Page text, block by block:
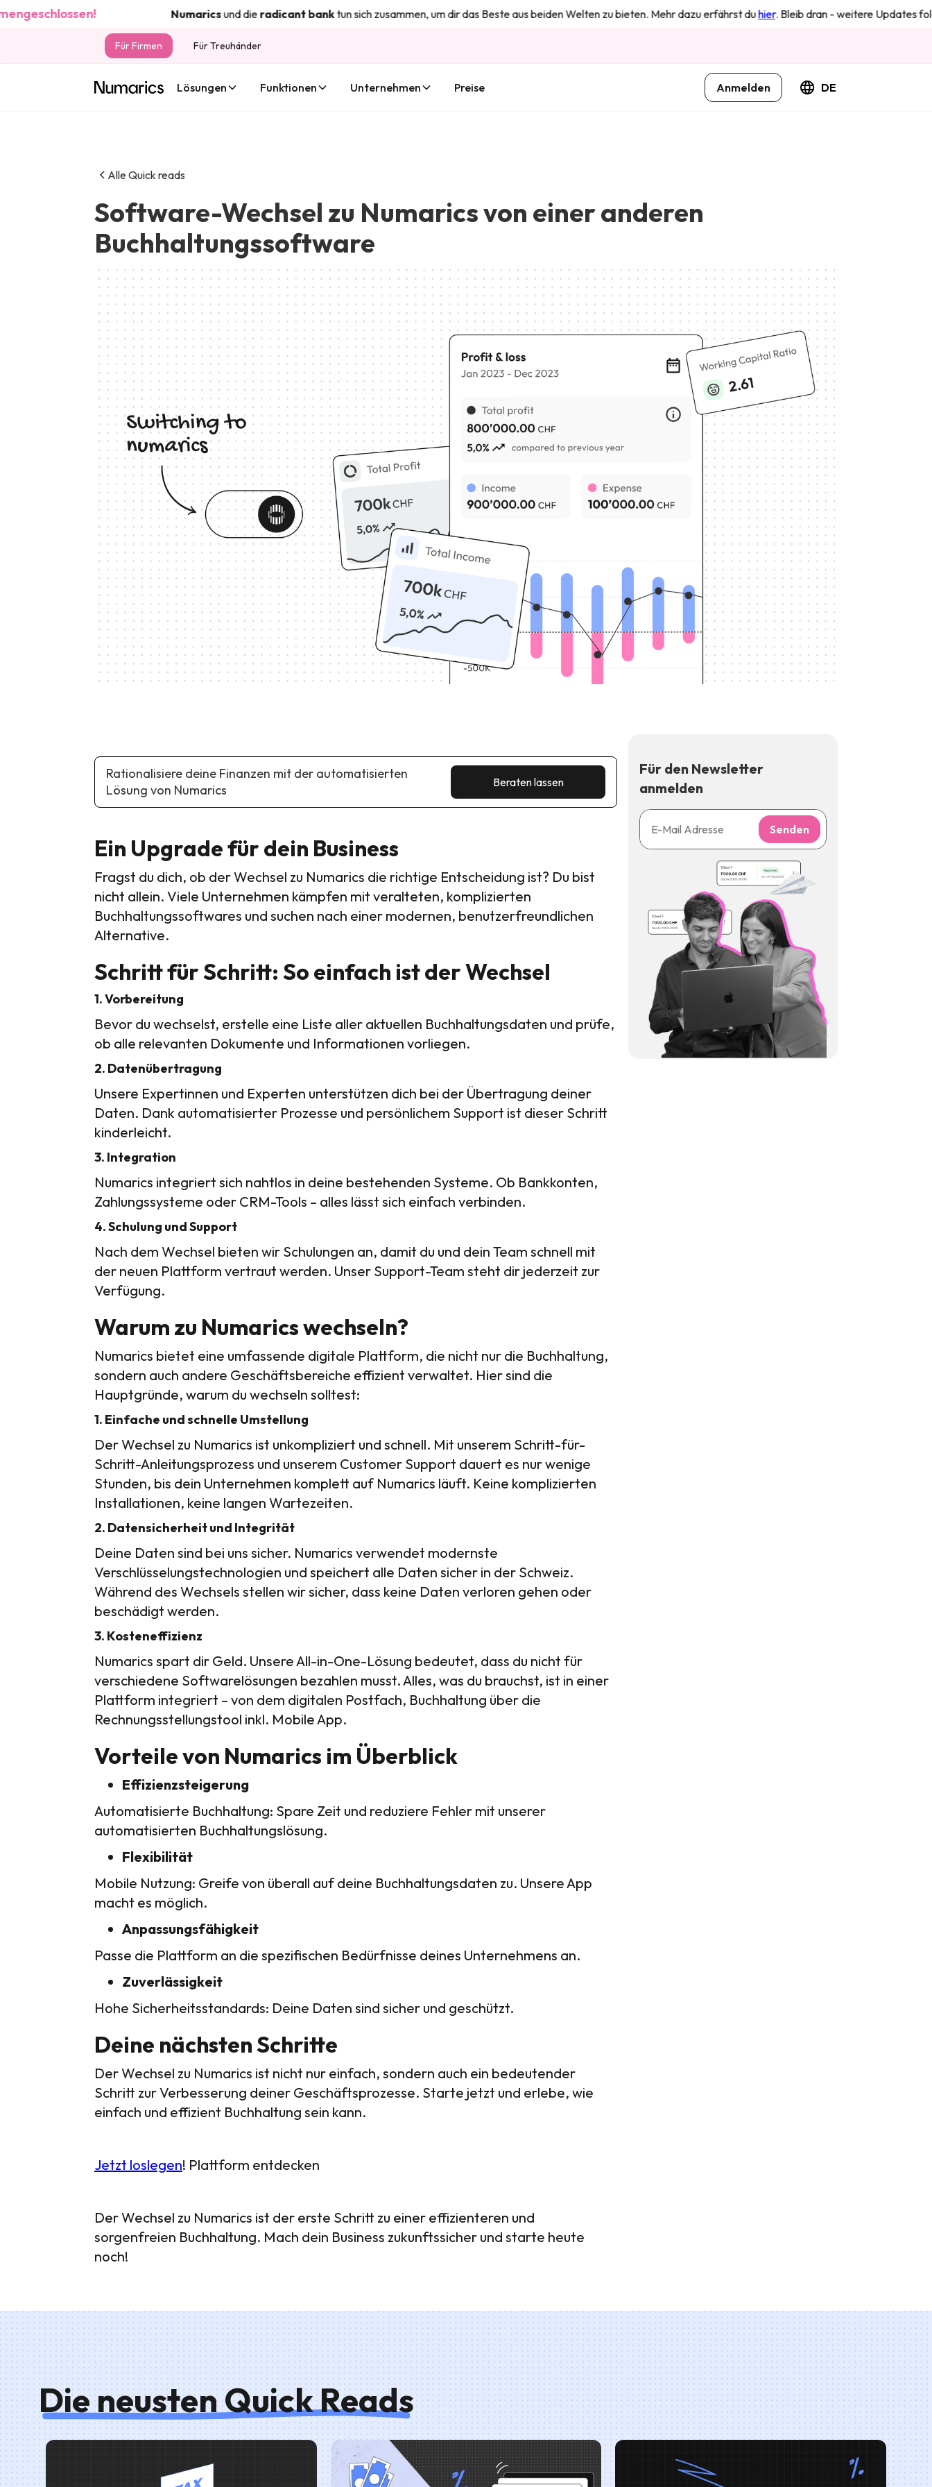
Numaricsund dieradicantbanktun sich zusammen, um dir das Beste aus beiden Welten zu bieten. Mehr dazu erfährst duhier. Bleib dran - weitere Updates folgen in
Für Firmen Für Treuhänder
Lösungen Funktionen Unternehmen Preise Anmelden DE
Alle Quick reads
Software-Wechsel zu Numarics von einer anderen
Buchhaltungssoftware
Rationalisiere deine Finanzen mit der automatisierten
Lösung von Numarics
Beraten lassen
Ein Upgrade für dein Business
Fragst du dich, ob der Wechsel zu Numarics die richtige Entscheidung ist? Du bist
nicht allein. Viele Unternehmen kämpfen mit veralteten, komplizierten
Buchhaltungssoftwares und suchen nach einer modernen, benutzerfreundlichen
Alternative.
Schritt für Schritt: So einfach ist der Wechsel
1. Vorbereitung
Bevor du wechselst, erstelle eine Liste aller aktuellen Buchhaltungsdaten und prüfe,
ob alle relevanten Dokumente und Informationen vorliegen.
2. Datenübertragung
Unsere Expertinnen und Experten unterstützen dich bei der Übertragung deiner
Daten. Dank automatisierter Prozesse und persönlichem Support ist dieser Schritt
kinderleicht.
3. Integration
Numarics integriert sich nahtlos in deine bestehenden Systeme. Ob Bankkonten,
Zahlungssysteme oder CRM-Tools – alles lässt sich einfach verbinden.
4. Schulung und Support
Nach dem Wechsel bieten wir Schulungen an, damit du und dein Team schnell mit
der neuen Plattform vertraut werden. Unser Support-Team steht dir jederzeit zur
Verfügung.
Warum zu Numarics wechseln?
Numarics bietet eine umfassende digitale Plattform, die nicht nur die Buchhaltung,
sondern auch andere Geschäftsbereiche effizient verwaltet. Hier sind die
Hauptgründe, warum du wechseln solltest:
1. Einfache und schnelle Umstellung
Der Wechsel zu Numarics ist unkompliziert und schnell. Mit unserem Schritt-für-
Schritt-Anleitungsprozess und unserem Customer Support dauert es nur wenige
Stunden, bis dein Unternehmen komplett auf Numarics läuft. Keine komplizierten
Installationen, keine langen Wartezeiten.
2. Datensicherheit und Integrität
Deine Daten sind bei uns sicher. Numarics verwendet modernste
Verschlüsselungstechnologien und speichert alle Daten sicher in der Schweiz.
Während des Wechsels stellen wir sicher, dass keine Daten verloren gehen oder
beschädigt werden.
3. Kosteneffizienz
Numarics spart dir Geld. Unsere All-in-One-Lösung bedeutet, dass du nicht für
verschiedene Softwarelösungen bezahlen musst. Alles, was du brauchst, ist in einer
Plattform integriert – von dem digitalen Postfach, Buchhaltung über die
Rechnungsstellungstool inkl. Mobile App.
Vorteile von Numarics im Überblick
Effizienzsteigerung
Automatisierte Buchhaltung: Spare Zeit und reduziere Fehler mit unserer
automatisierten Buchhaltungslösung.
Flexibilität
Mobile Nutzung: Greife von überall auf deine Buchhaltungsdaten zu. Unsere App
macht es möglich.
Anpassungsfähigkeit
Passe die Plattform an die spezifischen Bedürfnisse deines Unternehmens an.
Zuverlässigkeit
Hohe Sicherheitsstandards: Deine Daten sind sicher und geschützt.
Deine nächsten Schritte
Der Wechsel zu Numarics ist nicht nur einfach, sondern auch ein bedeutender
Schritt zur Verbesserung deiner Geschäftsprozesse. Starte jetzt und erlebe, wie
einfach und effizient Buchhaltung sein kann.
Jetzt loslegen! Plattform entdecken
Der Wechsel zu Numarics ist der erste Schritt zu einer effizienteren und
sorgenfreien Buchhaltung. Mach dein Business zukunftssicher und starte heute
noch!
Für den Newsletter
anmelden
Senden
Die neusten Quick Reads